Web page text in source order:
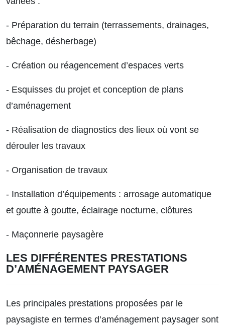
- Préparation du terrain (terrassements, drainages,
bêchage, désherbage)
- Création ou réagencement d’espaces verts
- Esquisses du projet et conception de plans
d’aménagement
- Réalisation de diagnostics des lieux où vont se
dérouler les travaux
- Organisation de travaux
- Installation d’équipements : arrosage automatique
et goutte à goutte, éclairage nocturne, clôtures
- Maçonnerie paysagère
LES DIFFÉRENTES PRESTATIONS
D’AMÉNAGEMENT PAYSAGER
Les principales prestations proposées par le
paysagiste en termes d’aménagement paysager sont